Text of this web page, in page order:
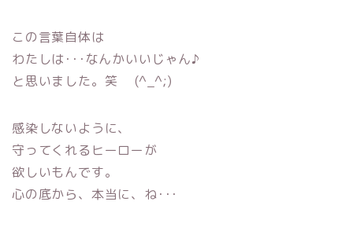
この言葉自体は
わたしは･･･なんかいいじゃん♪
と思いました。笑 (^_^;)
感染しないように、
守ってくれるヒーローが
欲しいもんです。
心の底から、本当に、ね･･･